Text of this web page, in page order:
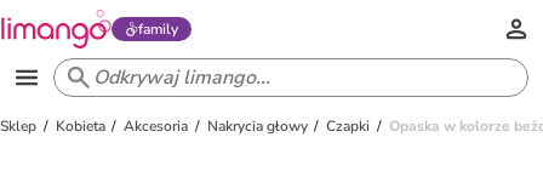
family
Sklep Kobieta Akcesoria Nakrycia głowy Czapki Opaska w kolorze